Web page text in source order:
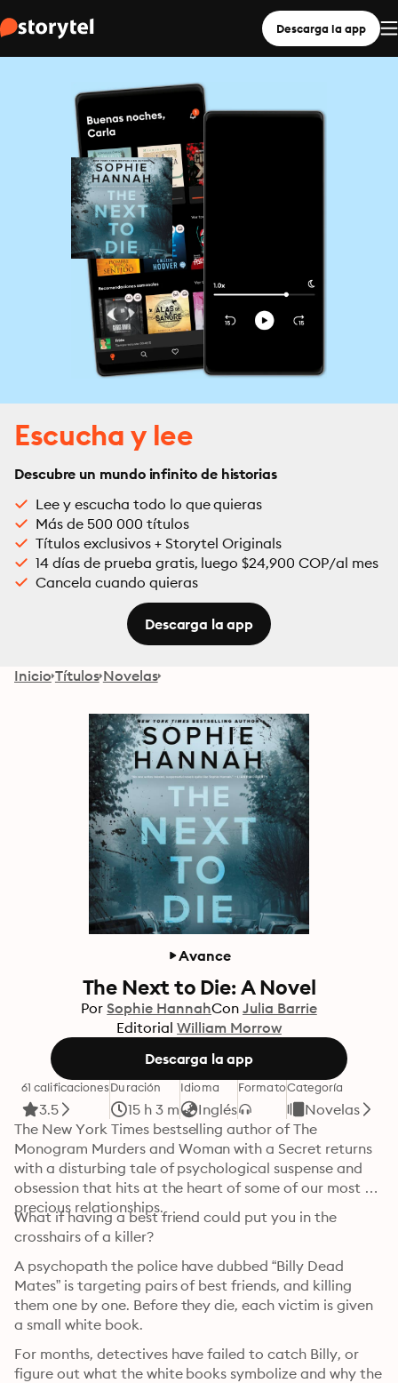
Descarga la app
Escucha y lee
Descubre un mundo infinito de historias
Lee y escucha todo lo que quieras
Más de 500 000 títulos
Títulos exclusivos + Storytel Originals
14 días de prueba gratis, luego $24,900 COP/al mes
Cancela cuando quieras
Descarga la app
Inicio Títulos Novelas
Avance
The Next to Die: A Novel
Por Sophie HannahCon Julia Barrie
Editorial William Morrow
Descarga la app
61 calificaciones
3.5
Duración
15 h 3 m
Idioma
Inglés
FormatoCategoría
Novelas
The New York Times bestselling author of The
Monogram Murders and Woman with a Secret returns
with a disturbing tale of psychological suspense and
obsession that hits at the heart of some of our most
precious relationships.
What if having a best friend could put you in the
crosshairs of a killer?
A psychopath the police have dubbed “Billy Dead
Mates” is targeting pairs of best friends, and killing
them one by one. Before they die, each victim is given
a small white book.
For months, detectives have failed to catch Billy, or
figure out what the white books symbolize and why the